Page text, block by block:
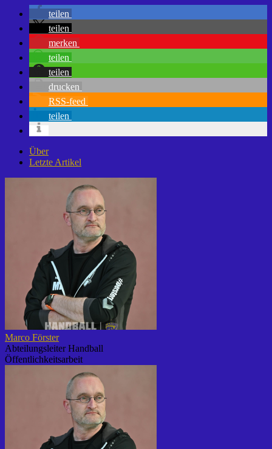
teilen
teilen
merken
teilen
teilen
drucken
RSS-feed
teilen
Über
Letzte Artikel
Marco Förster
Abteilungsleiter Handball
Öffentlichkeitsarbeit